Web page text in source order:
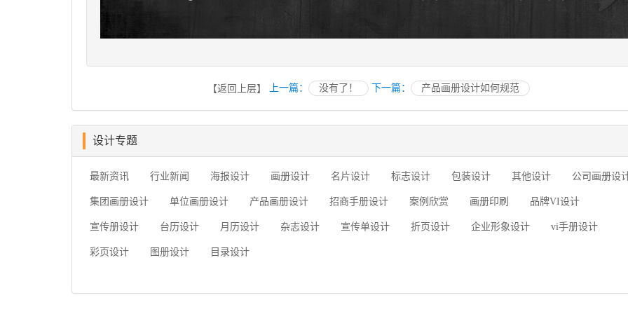
【返回上层】 上一篇： 没有了！ 下一篇： 产品画册设计如何规范
设计专题
最新资讯 行业新闻 海报设计 画册设计 名片设计 标志设计 包装设计 其他设计 公司画册设
集团画册设计 单位画册设计 产品画册设计 招商手册设计 案例欣赏 画册印刷 品牌VI设计
宣传册设计 台历设计 月历设计 杂志设计 宣传单设计 折页设计 企业形象设计 vi手册设计
彩页设计 图册设计 目录设计